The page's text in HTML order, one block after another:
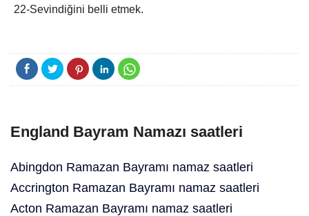
22-Sevindiğini belli etmek.
England Bayram Namazı saatleri
Abingdon Ramazan Bayramı namaz saatleri
Accrington Ramazan Bayramı namaz saatleri
Acton Ramazan Bayramı namaz saatleri